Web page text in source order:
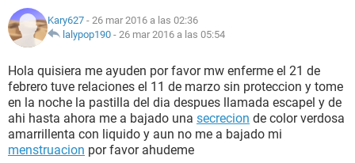
NUTRICIÓN
BIENESTAR
SEXUALIDAD
GLOSARIO
Kary627 - 26 mar 2016 a las 02:36
lalypop190 - 26 mar 2016 a las 05:54
Hola quisiera me ayuden por favor mw enferme el 21 de
febrero tuve relaciones el 11 de marzo sin proteccion y tome
en la noche la pastilla del dia despues llamada escapel y de
ahi hasta ahora me a bajado una secrecion de color verdosa
amarrillenta con liquido y aun no me a bajado mi
menstruacion por favor ahudeme